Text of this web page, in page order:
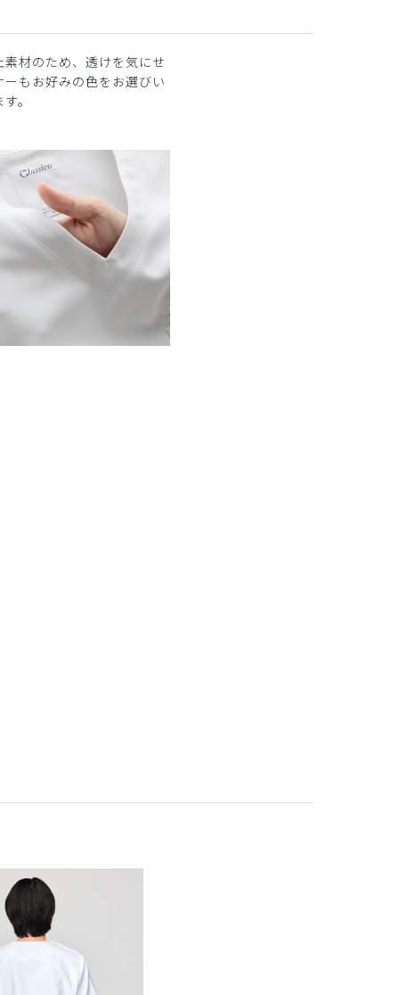
素材のため、透けを気にせ
ーもお好みの色をお選びい
。